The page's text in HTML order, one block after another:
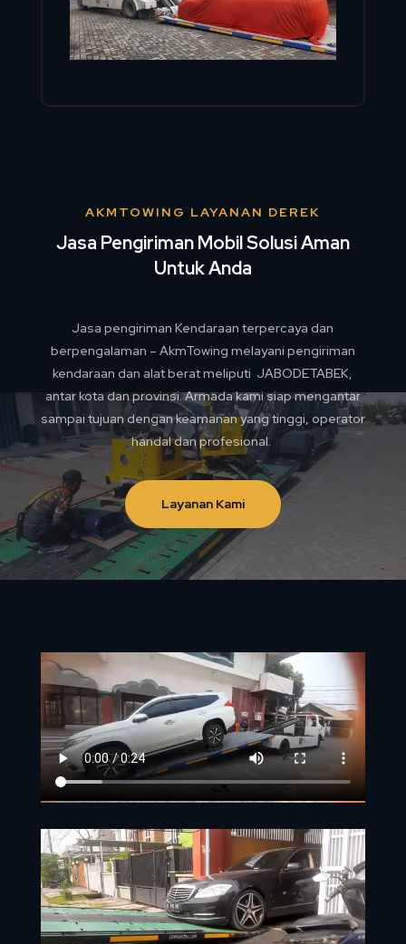
AKMTOWING LAYANAN DEREK
Jasa Pengiriman Mobil Solusi Aman
Untuk Anda
Jasa pengiriman Kendaraan terpercaya dan
berpengalaman – AkmTowing melayani pengiriman
kendaraan dan alat berat meliputi JABODETABEK,
antar kota dan provinsi. Armada kami siap mengantar
sampai tujuan dengan keamanan yang tinggi, operator
handal dan profesional.
Layanan Kami